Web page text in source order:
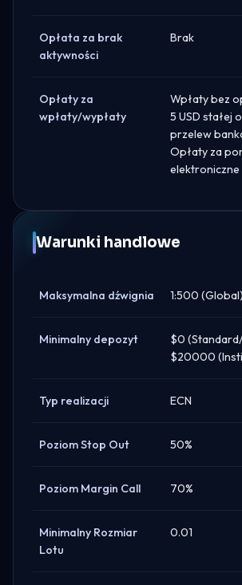
Opłata za brak
aktywności
Brak
Opłaty za
wpłaty/wypłaty
Wpłaty bez
5 USD stałej
przelew
Opłaty za
elektroniczne
Warunki handlowe
Maksymalna dźwignia 1:500 (Global)
Minimalny depozyt
$0
$20000
Typ realizacji ECN
Poziom Stop Out 50%
Poziom Margin Call 70%
Minimalny Rozmiar
Lotu
0.01